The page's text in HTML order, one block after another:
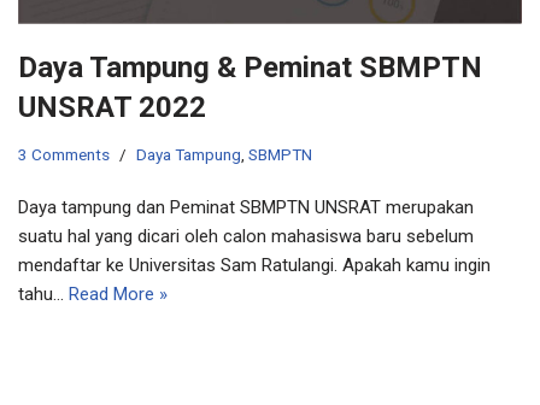
Daya Tampung & Peminat SBMPTN
UNSRAT 2022
3 Comments Daya Tampung SBMPTN
Daya tampung dan Peminat SBMPTN UNSRAT merupakan
suatu hal yang dicari oleh calon mahasiswa baru sebelum
mendaftar ke Universitas Sam Ratulangi. Apakah kamu ingin
tahu… Read More »